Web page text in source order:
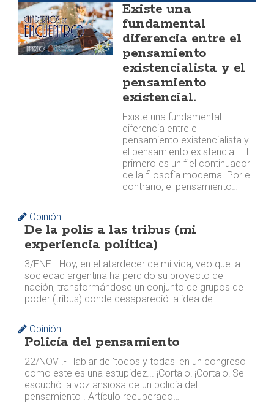
Existe una
fundamental
diferencia entre el
pensamiento
existencialista y el
pensamiento
existencial.
Existe una fundamental
diferencia entre el
pensamiento existencialista y
el pensamiento existencial. El
primero es un fiel continuador
de la filosofía moderna. Por el
contrario, el pensamiento…
Opinión
De la polis a las tribus (mi
experiencia política)
3/ENE.- Hoy, en el atardecer de mi vida, veo que la
sociedad argentina ha perdido su proyecto de
nación, transformándose un conjunto de grupos de
poder (tribus) donde desapareció la idea de…
Opinión
Policía del pensamiento
22/NOV .- Hablar de 'todos y todas' en un congreso
como este es una estupidez... ¡Cortalo! ¡Cortalo! Se
escuchó la voz ansiosa de un policía del
pensamiento . ​ Artículo recuperado…